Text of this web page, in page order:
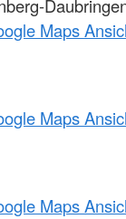
Maps
Maps
Maps